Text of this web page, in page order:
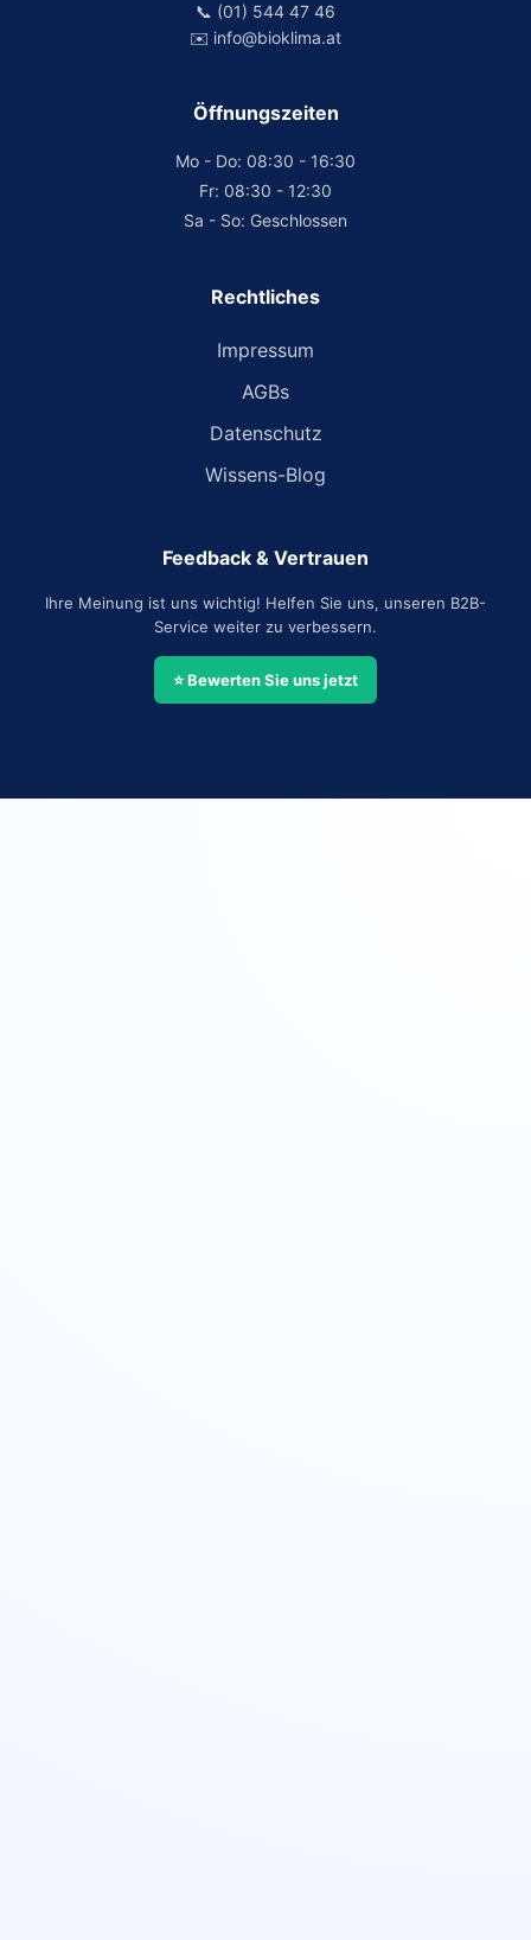
📞 (01) 544 47 46
✉️ info@bioklima.at
Öffnungszeiten
Mo - Do: 08:30 - 16:30
Fr: 08:30 - 12:30
Sa - So: Geschlossen
Rechtliches
Impressum
AGBs
Datenschutz
Wissens-Blog
Feedback & Vertrauen
Ihre Meinung ist uns wichtig! Helfen Sie uns, unseren B2B-
Service weiter zu verbessern.
⭐ Bewerten Sie uns jetzt